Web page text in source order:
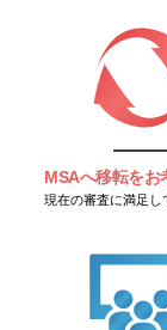
MSAへ移転をお
現在の審査に満足し